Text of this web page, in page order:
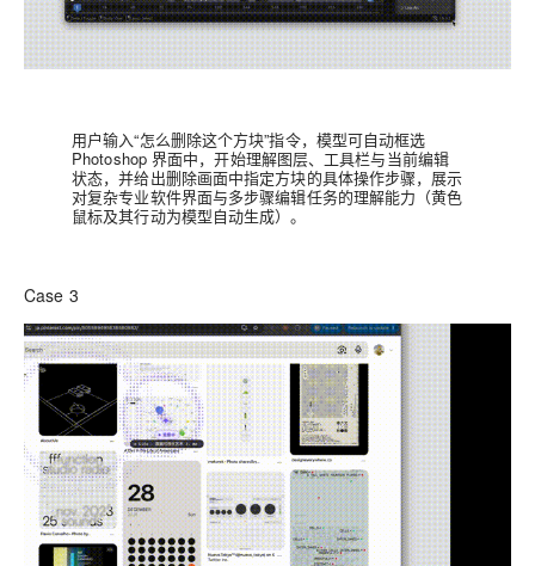
用户输入“怎么删除这个方块”指令，模型可自动框选
Photoshop 界面中，开始理解图层、工具栏与当前编辑
状态，并给出删除画面中指定方块的具体操作步骤，展示
对复杂专业软件界面与多步骤编辑任务的理解能力（黄色
鼠标及其行动为模型自动生成）。
Case 3